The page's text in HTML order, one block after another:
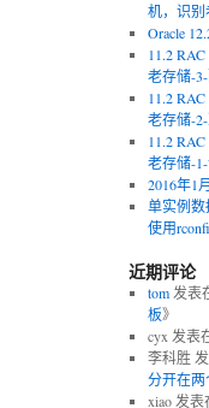
机，识
Oracle
11.2
老存储-
11.2
老存储-
11.2
老存储-
2016年1
单实例数
使用
近期评论
tom发表
板》
cyx 发表
李科胜发
分开在两
xiao发表